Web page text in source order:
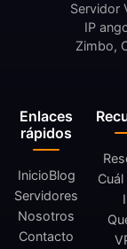
Enlaces
rápidos
InicioBlog
Servidores
Nosotros
Contacto
Servidor
IP
Zimbo,